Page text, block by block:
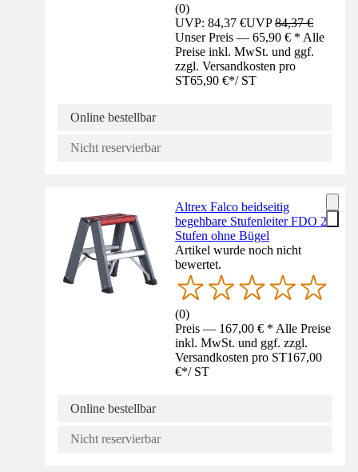
(0)
UVP: 84,37 €UVP84,37 €
Unser Preis — 65,90 € * Alle
Preise inkl. MwSt. und ggf.
zzgl. Versandkosten pro
ST65,90 €*/ ST
Online bestellbar
Nicht reservierbar
Altrex Falco beidseitig
begehbare Stufenleiter FDO 2
Stufen ohne Bügel
Artikel wurde noch nicht
bewertet.
(0)
Preis — 167,00 € * Alle Preise
inkl. MwSt. und ggf. zzgl.
Versandkosten pro ST167,00
€*/ ST
Online bestellbar
Nicht reservierbar